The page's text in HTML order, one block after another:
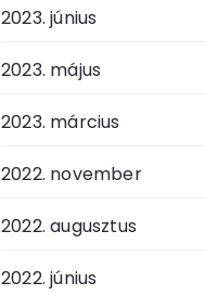
2023. június
2023. május
2023. március
2022. november
2022. augusztus
2022. június